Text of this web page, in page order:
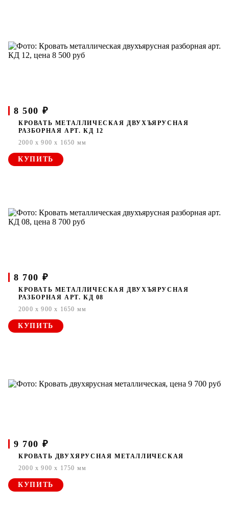
8 500 ₽
КРОВАТЬ МЕТАЛЛИЧЕСКАЯ ДВУХЪЯРУСНАЯ
РАЗБОРНАЯ АРТ. КД 12
2000 x 900 x 1650 мм
КУПИТЬ
8 700 ₽
КРОВАТЬ МЕТАЛЛИЧЕСКАЯ ДВУХЪЯРУСНАЯ
РАЗБОРНАЯ АРТ. КД 08
2000 x 900 x 1650 мм
КУПИТЬ
9 700 ₽
КРОВАТЬ ДВУХЯРУСНАЯ МЕТАЛЛИЧЕСКАЯ
2000 x 900 x 1750 мм
КУПИТЬ